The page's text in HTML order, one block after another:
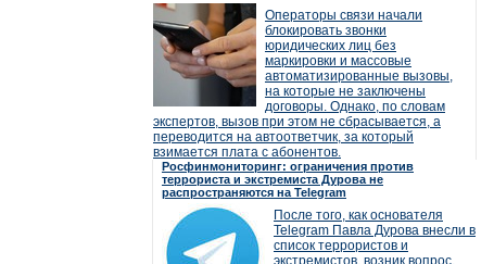
Операторы связи начали
блокировать звонки
юридических лиц без
маркировки и массовые
автоматизированные вызовы,
на которые не заключены
договоры. Однако, по словам
экспертов, вызов при этом не сбрасывается, а
переводится на автоответчик, за который
взимается плата с абонентов.
Росфинмониторинг: ограничения против
террориста и экстремиста Дурова не
распространяются на Telegram
После того, как основателя
Telegram Павла Дурова внесли в
список террористов и
экстремистов, возник вопрос,